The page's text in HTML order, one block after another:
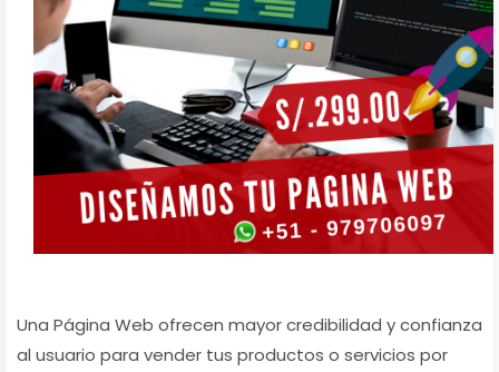
Una Página Web ofrecen mayor credibilidad y confianza
al usuario para vender tus productos o servicios por